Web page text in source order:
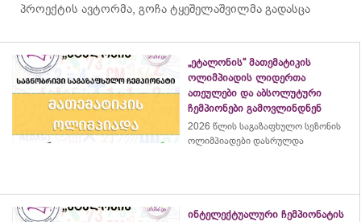
პროექტის ავტორმა, გოჩა ტყეშელაშვილმა გადასცა
„ეტალონის“ მათემატიკის
ოლიმპიადის ლიდერთა
ათეულები და აბსოლუტური
ჩემპიონები გამოვლინდნენ
2026 წლის საგაზაფხულო სეზონის
ოლიმპიადები დასრულდა
ინტელექტუალური ჩემპიონატის